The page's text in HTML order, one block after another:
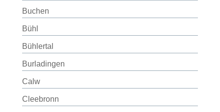
Buchen
Bühl
Bühlertal
Burladingen
Calw
Cleebronn